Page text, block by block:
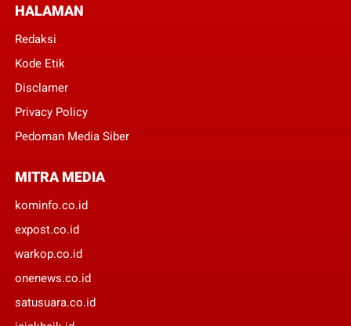
HALAMAN
Redaksi
Kode Etik
Disclamer
Privacy Policy
Pedoman Media Siber
MITRA MEDIA
kominfo.co.id
expost.co.id
warkop.co.id
onenews.co.id
satusuara.co.id